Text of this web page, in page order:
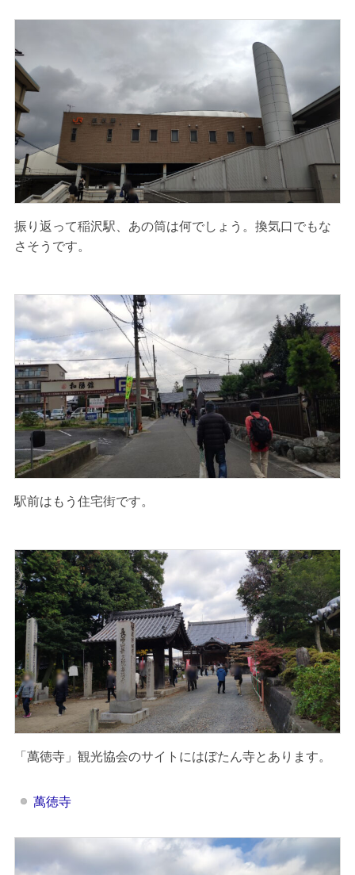
振り返って稲沢駅、あの筒は何でしょう。換気口でもな
さそうです。
駅前はもう住宅街です。
「萬徳寺」観光協会のサイトにはぼたん寺とあります。
萬徳寺